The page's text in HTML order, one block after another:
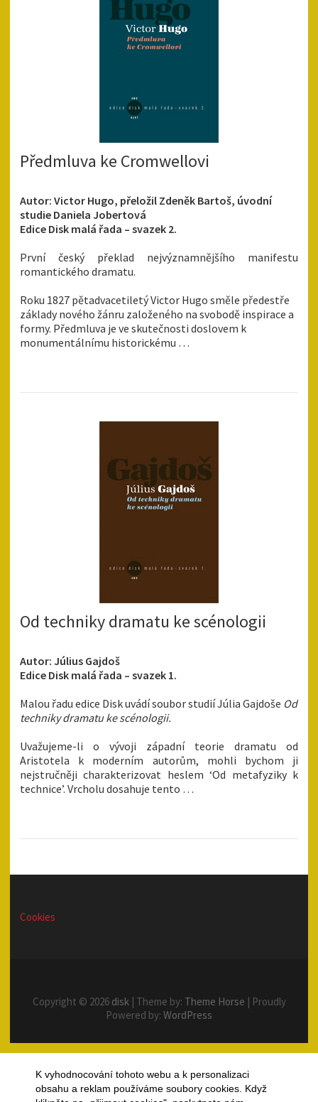
Předmluva ke Cromwellovi
Autor: Victor Hugo, přeložil Zdeněk Bartoš, úvodní
studie Daniela Jobertová
Edice Disk malá řada – svazek 2.
První český překlad nejvýznamnějšího manifestu
romantického dramatu.
Roku 1827 pětadvacetiletý Victor Hugo směle předestře
základy nového žánru založeného na svobodě inspirace a
formy. Předmluva je ve skutečnosti doslovem k
monumentálnímu historickému …
Od techniky dramatu ke scénologii
Autor: Július Gajdoš
Edice Disk malá řada – svazek 1.
Malou řadu edice Disk uvádí soubor studií Júlia Gajdoše Od
techniky dramatu ke scénologii.
Uvažujeme-li o vývoji západní teorie dramatu od
Aristotela k moderním autorům, mohli bychom ji
nejstručněji charakterizovat heslem ‘Od metafyziky k
technice’. Vrcholu dosahuje tento …
Cookies
Copyright © 2026 disk| Theme by: Theme Horse | Proudly
Powered by: WordPress
K vyhodnocování tohoto webu a k personalizaci
obsahu a reklam používáme soubory cookies. Když